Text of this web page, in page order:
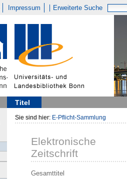
Impressum Erweiterte Suche
Titel
Sie sind hier: E-Pflicht-Sammlung
Elektronische
Zeitschrift
Gesamttitel